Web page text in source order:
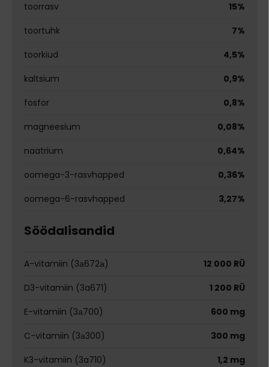
toorrasv
15%
toortuhk
7%
toorkiud
4,5%
kaltsium
0,9%
fosfor
0,8%
magneesium
0,08%
naatrium
0,64%
oomega-3-rasvhapped
0,36%
oomega-6-rasvhapped
3,27%
Söödalisandid
A-vitamiin (3а672а)
12 000 RÜ
D3-vitamiin (3a671)
1 200 RÜ
E-vitamiin (3а700)
600 mg
C-vitamiin (3а300)
300 mg
K3-vitamiin (3a710)
1,2 mg